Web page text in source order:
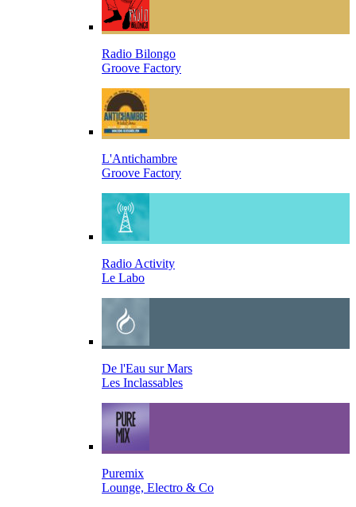
Radio Bilongo
Groove Factory
L'Antichambre
Groove Factory
Radio Activity
Le Labo
De l'Eau sur Mars
Les Inclassables
Puremix
Lounge, Electro & Co